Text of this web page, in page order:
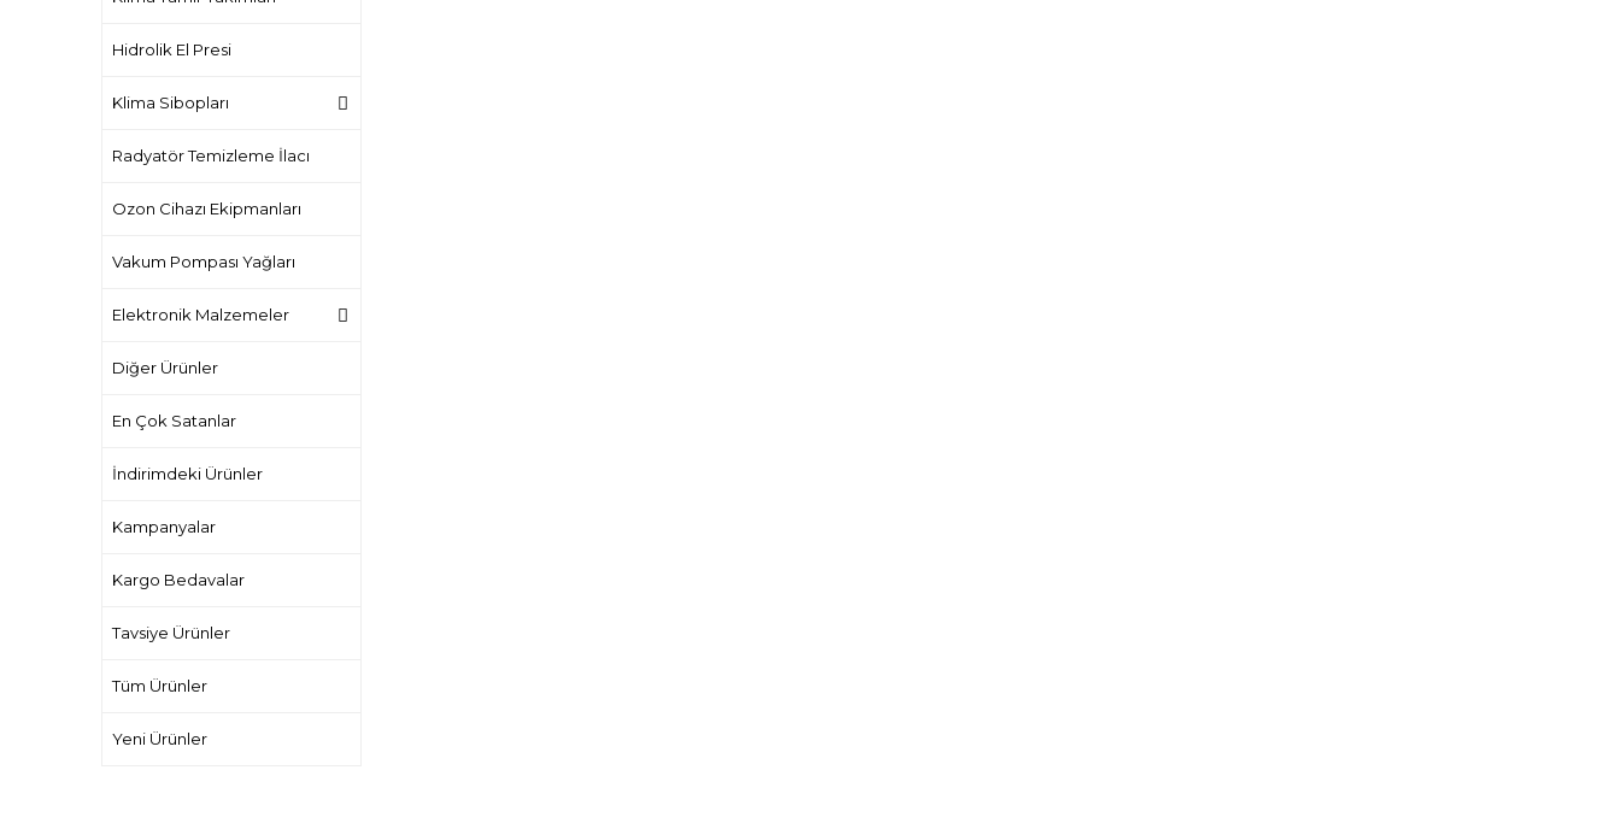
Hidrolik El Presi
Klima Sibopları
Radyatör Temizleme İlacı
Ozon Cihazı Ekipmanları
Vakum Pompası Yağları
Elektronik Malzemeler
Diğer Ürünler
En Çok Satanlar
İndirimdeki Ürünler
Kampanyalar
Kargo Bedavalar
Tavsiye Ürünler
Tüm Ürünler
Yeni Ürünler